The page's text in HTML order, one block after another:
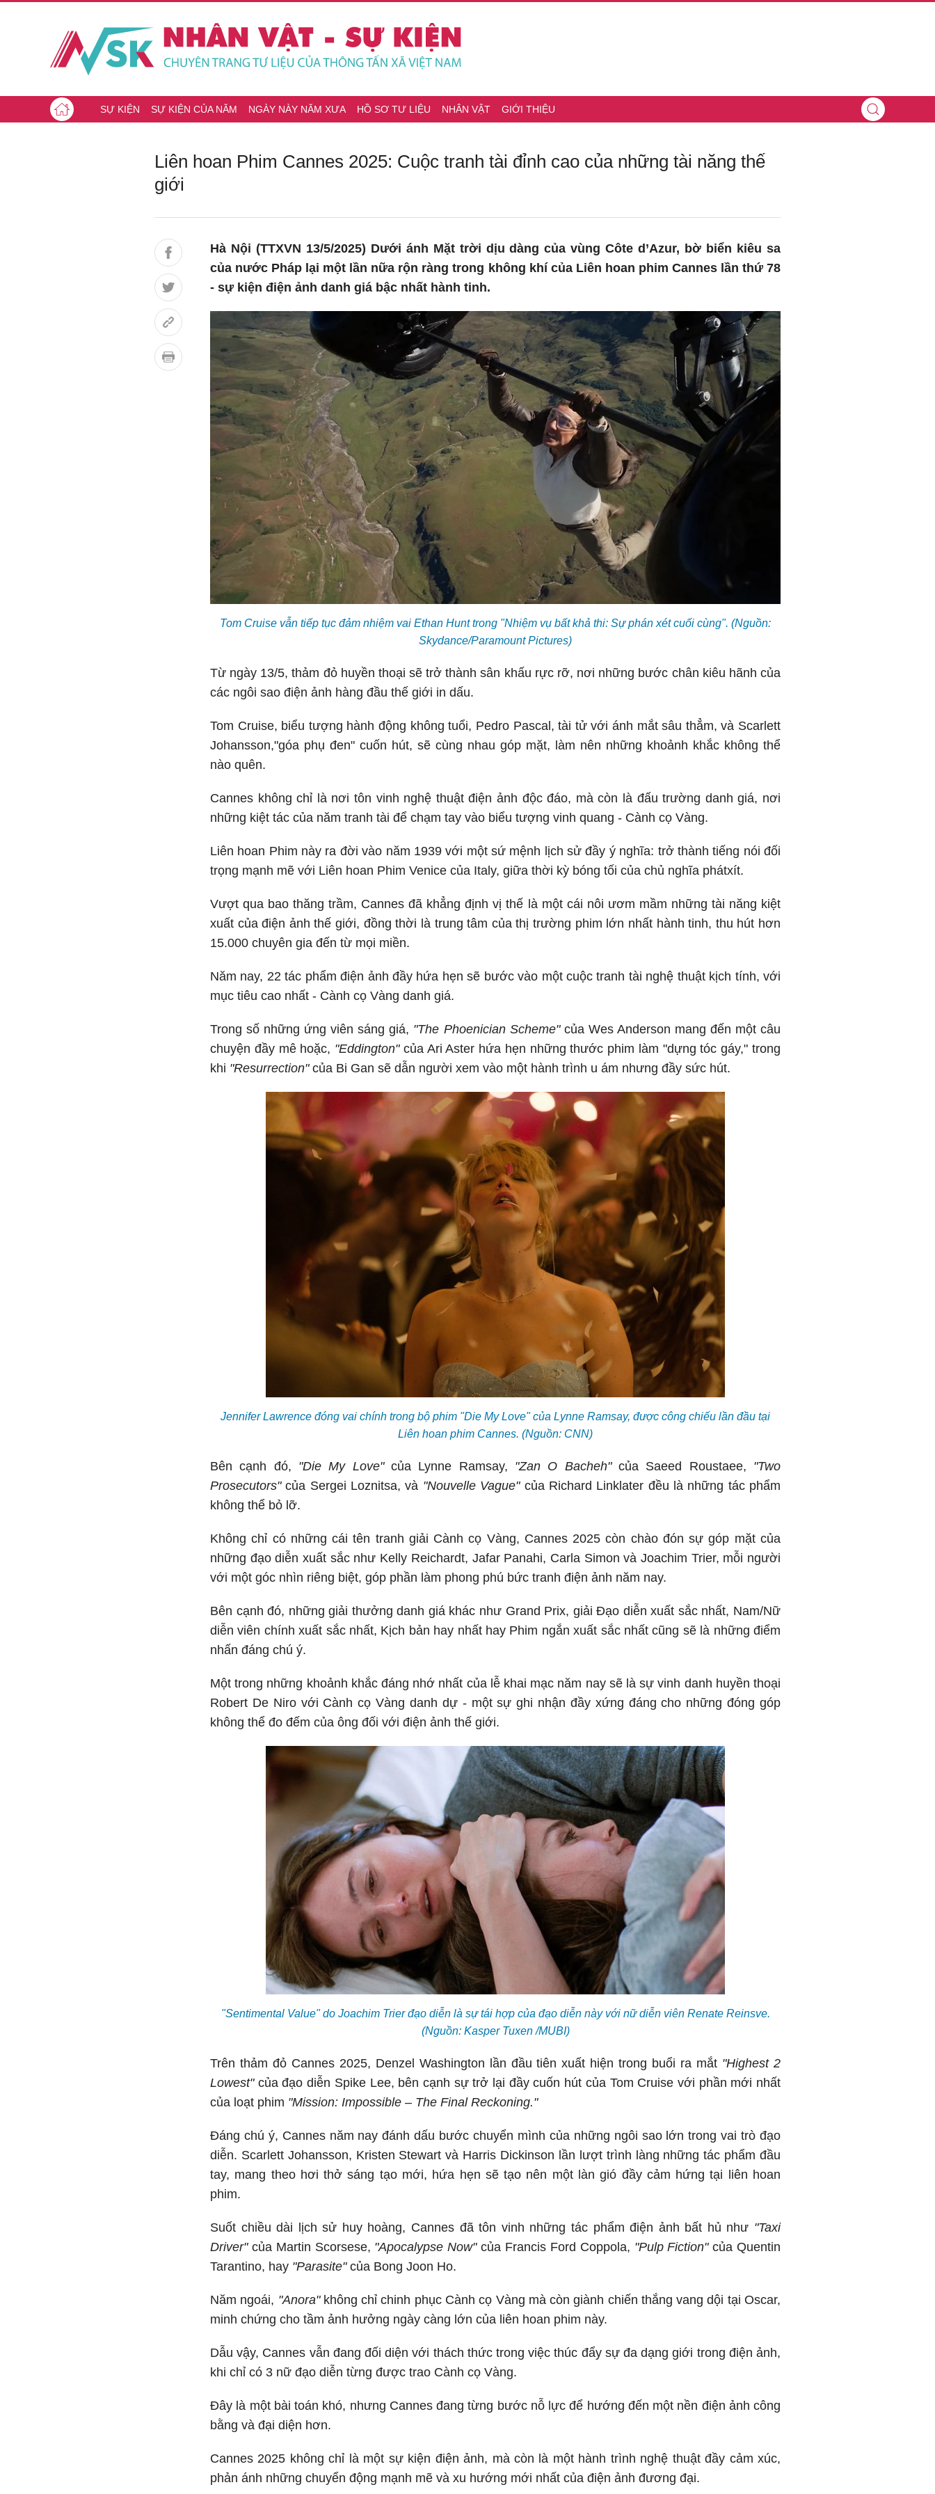
SỰ KIỆN SỰ KIỆN CỦA NĂM NGÀY NÀY NĂM XƯA HỒ SƠ TƯ LIỆU NHÂN VẬT GIỚI THIỆU
Liên hoan Phim Cannes 2025: Cuộc tranh tài đỉnh cao của những tài năng thế
giới
Hà Nội (TTXVN 13/5/2025) Dưới ánh Mặt trời dịu dàng của vùng Côte d’Azur, bờ biển kiêu sa
của nước Pháp lại một lần nữa rộn ràng trong không khí của Liên hoan phim Cannes lần thứ 78
- sự kiện điện ảnh danh giá bậc nhất hành tinh.
Tom Cruise vẫn tiếp tục đảm nhiệm vai Ethan Hunt trong "Nhiệm vụ bất khả thi: Sự phán xét cuối cùng". (Nguồn:
Skydance/Paramount Pictures)
Từ ngày 13/5, thảm đỏ huyền thoại sẽ trở thành sân khấu rực rỡ, nơi những bước chân kiêu hãnh của
các ngôi sao điện ảnh hàng đầu thế giới in dấu.
Tom Cruise, biểu tượng hành động không tuổi, Pedro Pascal, tài tử với ánh mắt sâu thẳm, và Scarlett
Johansson,"góa phụ đen" cuốn hút, sẽ cùng nhau góp mặt, làm nên những khoảnh khắc không thể
nào quên.
Cannes không chỉ là nơi tôn vinh nghệ thuật điện ảnh độc đáo, mà còn là đấu trường danh giá, nơi
những kiệt tác của năm tranh tài để chạm tay vào biểu tượng vinh quang - Cành cọ Vàng.
Liên hoan Phim này ra đời vào năm 1939 với một sứ mệnh lịch sử đầy ý nghĩa: trở thành tiếng nói đối
trọng mạnh mẽ với Liên hoan Phim Venice của Italy, giữa thời kỳ bóng tối của chủ nghĩa phátxít.
Vượt qua bao thăng trầm, Cannes đã khẳng định vị thế là một cái nôi ươm mầm những tài năng kiệt
xuất của điện ảnh thế giới, đồng thời là trung tâm của thị trường phim lớn nhất hành tinh, thu hút hơn
15.000 chuyên gia đến từ mọi miền.
Năm nay, 22 tác phẩm điện ảnh đầy hứa hẹn sẽ bước vào một cuộc tranh tài nghệ thuật kịch tính, với
mục tiêu cao nhất - Cành cọ Vàng danh giá.
Trong số những ứng viên sáng giá, "The Phoenician Scheme"của Wes Anderson mang đến một câu
chuyện đầy mê hoặc, "Eddington" của Ari Aster hứa hẹn những thước phim làm "dựng tóc gáy," trong
khi "Resurrection"của Bi Gan sẽ dẫn người xem vào một hành trình u ám nhưng đầy sức hút.
Jennifer Lawrence đóng vai chính trong bộ phim "Die My Love" của Lynne Ramsay, được công chiếu lần đầu tại
Liên hoan phim Cannes. (Nguồn: CNN)
Bên cạnh đó, "Die My Love"của Lynne Ramsay, "Zan O Bacheh"của Saeed Roustaee, "Two
Prosecutors"của Sergei Loznitsa, và "Nouvelle Vague"của Richard Linklater đều là những tác phẩm
không thể bỏ lỡ.
Không chỉ có những cái tên tranh giải Cành cọ Vàng, Cannes 2025 còn chào đón sự góp mặt của
những đạo diễn xuất sắc như Kelly Reichardt, Jafar Panahi, Carla Simon và Joachim Trier, mỗi người
với một góc nhìn riêng biệt, góp phần làm phong phú bức tranh điện ảnh năm nay.
Bên cạnh đó, những giải thưởng danh giá khác như Grand Prix, giải Đạo diễn xuất sắc nhất, Nam/Nữ
diễn viên chính xuất sắc nhất, Kịch bản hay nhất hay Phim ngắn xuất sắc nhất cũng sẽ là những điểm
nhấn đáng chú ý.
Một trong những khoảnh khắc đáng nhớ nhất của lễ khai mạc năm nay sẽ là sự vinh danh huyền thoại
Robert De Niro với Cành cọ Vàng danh dự - một sự ghi nhận đầy xứng đáng cho những đóng góp
không thể đo đếm của ông đối với điện ảnh thế giới.
"Sentimental Value" do Joachim Trier đạo diễn là sự tái hợp của đạo diễn này với nữ diễn viên Renate Reinsve.
(Nguồn: Kasper Tuxen /MUBI)
Trên thảm đỏ Cannes 2025, Denzel Washington lần đầu tiên xuất hiện trong buổi ra mắt "Highest 2
Lowest" của đạo diễn Spike Lee, bên cạnh sự trở lại đầy cuốn hút của Tom Cruise với phần mới nhất
của loạt phim "Mission: Impossible – The Final Reckoning."
Đáng chú ý, Cannes năm nay đánh dấu bước chuyển mình của những ngôi sao lớn trong vai trò đạo
diễn. Scarlett Johansson, Kristen Stewart và Harris Dickinson lần lượt trình làng những tác phẩm đầu
tay, mang theo hơi thở sáng tạo mới, hứa hẹn sẽ tạo nên một làn gió đầy cảm hứng tại liên hoan
phim.
Suốt chiều dài lịch sử huy hoàng, Cannes đã tôn vinh những tác phẩm điện ảnh bất hủ như "Taxi
Driver" của Martin Scorsese, "Apocalypse Now"của Francis Ford Coppola, "Pulp Fiction"của Quentin
Tarantino, hay "Parasite"của Bong Joon Ho.
Năm ngoái, "Anora" không chỉ chinh phục Cành cọ Vàng mà còn giành chiến thắng vang dội tại Oscar,
minh chứng cho tầm ảnh hưởng ngày càng lớn của liên hoan phim này.
Dẫu vậy, Cannes vẫn đang đối diện với thách thức trong việc thúc đẩy sự đa dạng giới trong điện ảnh,
khi chỉ có 3 nữ đạo diễn từng được trao Cành cọ Vàng.
Đây là một bài toán khó, nhưng Cannes đang từng bước nỗ lực để hướng đến một nền điện ảnh công
bằng và đại diện hơn.
Cannes 2025 không chỉ là một sự kiện điện ảnh, mà còn là một hành trình nghệ thuật đầy cảm xúc,
phản ánh những chuyển động mạnh mẽ và xu hướng mới nhất của điện ảnh đương đại.